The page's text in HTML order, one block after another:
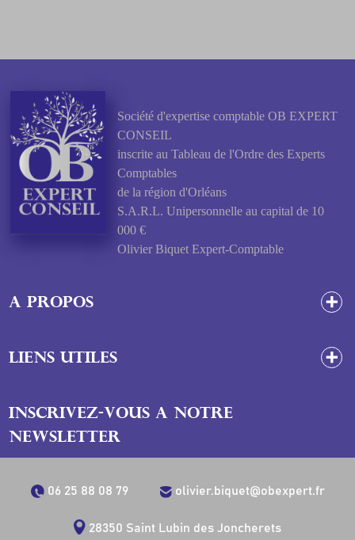
Société d'expertise comptable OB EXPERT
CONSEIL
inscrite au Tableau de l'Ordre des Experts
Comptables
de la région d'Orléans
S.A.R.L. Unipersonnelle au capital de 10
000 €
Olivier Biquet Expert-Comptable
A propos
Liens utiles
INSCRIVEZ-VOUS A NOTRE
NEWSLETTER
06 25 88 08 79 olivier.biquet@obexpert.fr
28350 Saint Lubin des Joncherets